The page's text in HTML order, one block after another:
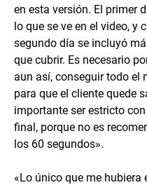
en esta versión. El primer
lo que se ve en el video, y
segundo día se incluyó
que cubrir. Es necesario
aun así, conseguir todo el
para que el cliente quede
importante ser estricto
final, porque no es
los 60 segundos».
«Lo único que me hubiera